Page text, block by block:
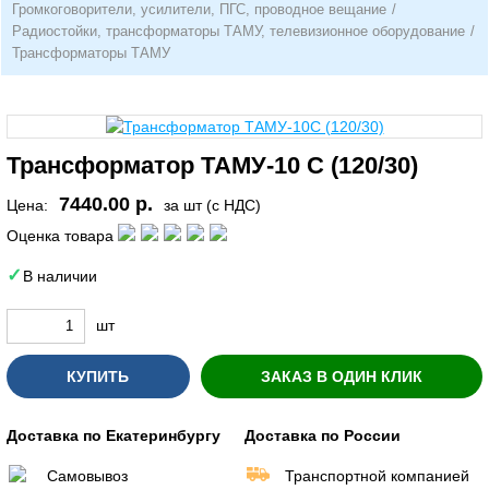
Громкоговорители, усилители, ПГС, проводное вещание /
Радиостойки, трансформаторы ТАМУ, телевизионное оборудование /
Трансформаторы ТАМУ
Трансформатор ТАМУ-10 С (120/30)
Цена: 7440.00 р.
за шт (с НДС)
Оценка товара
В наличии
шт
КУПИТЬ ЗАКАЗ В ОДИН КЛИК
Доставка по Екатеринбургу
Самовывоз
Доставка по России
Транспортной компанией